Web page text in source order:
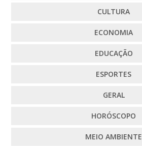
CULTURA
ECONOMIA
EDUCAÇÃO
ESPORTES
GERAL
HORÓSCOPO
MEIO AMBIENTE